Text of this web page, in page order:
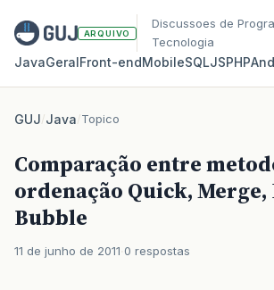
ARQUIVO
Discussoes de
Tecnologia
JavaGeralFront‑endMobileSQLJSPHP
GUJ/Java/Topico
Comparação entre
ordenação Quick,
Bubble
11 de junho de 2011 0 respostas